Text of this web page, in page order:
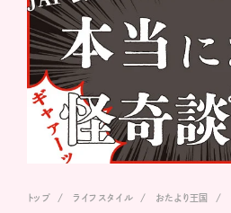
トップ ライフスタイル おたより王国